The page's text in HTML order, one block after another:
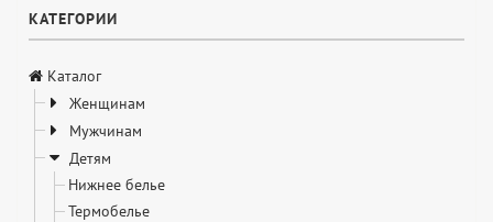
КАТЕГОРИИ
Каталог
Женщинам
Мужчинам
Детям
Нижнее белье
Термобелье